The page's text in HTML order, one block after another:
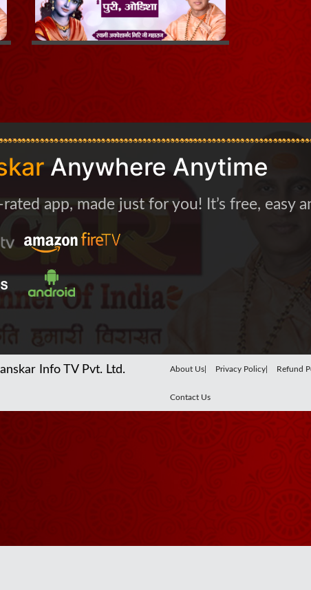
Anywhere Anytime
app, made just for you! It’s free, easy
Info TV Pvt. Ltd. About Us| Privacy Policy| Refund
Contact Us